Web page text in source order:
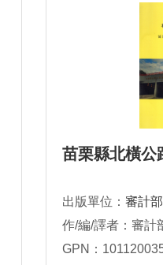
苗栗縣北橫公
出版單位： 審計部
作/編/譯者：審計
GPN：